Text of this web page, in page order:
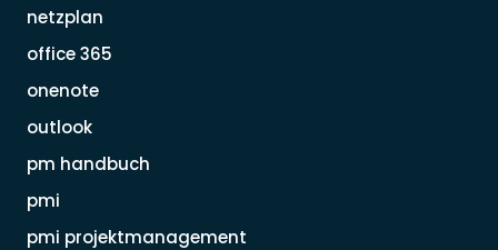
netzplan
office 365
onenote
outlook
pm handbuch
pmi
pmi projektmanagement